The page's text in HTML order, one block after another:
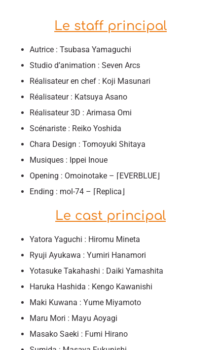
Le staff principal
Autrice : Tsubasa Yamaguchi
Studio d’animation : Seven Arcs
Réalisateur en chef : Koji Masunari
Réalisateur : Katsuya Asano
Réalisateur 3D : Arimasa Omi
Scénariste : Reiko Yoshida
Chara Design : Tomoyuki Shitaya
Musiques : Ippei Inoue
Opening : Omoinotake – ⌈EVERBLUE⌋
Ending : mol-74 – ⌈Replica⌋
Le cast principal
Yatora Yaguchi : Hiromu Mineta
Ryuji Ayukawa : Yumiri Hanamori
Yotasuke Takahashi : Daiki Yamashita
Haruka Hashida : Kengo Kawanishi
Maki Kuwana : Yume Miyamoto
Maru Mori : Mayu Aoyagi
Masako Saeki : Fumi Hirano